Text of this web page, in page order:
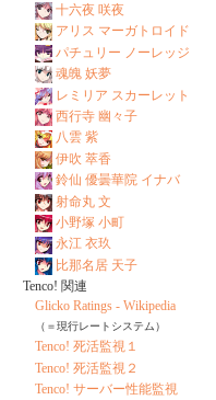
十六夜 咲夜
アリス マーガトロイド
パチュリー ノーレッジ
魂魄 妖夢
レミリア スカーレット
西行寺 幽々子
八雲 紫
伊吹 萃香
鈴仙 優曇華院 イナバ
射命丸 文
小野塚 小町
永江 衣玖
比那名居 天子
Tenco! 関連
Glicko Ratings - Wikipedia
（＝現行レートシステム）
Tenco! 死活監視１
Tenco! 死活監視２
Tenco! サーバー性能監視